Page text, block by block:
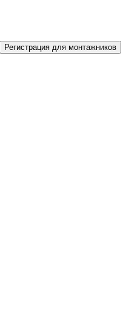
Регистрация для монтажников